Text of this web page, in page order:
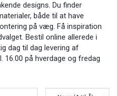
designs. Du finder
både til at have
på væg. Få inspiration
Bestil online allerede i
dag til dag levering af
16.00 på hverdage og fredag